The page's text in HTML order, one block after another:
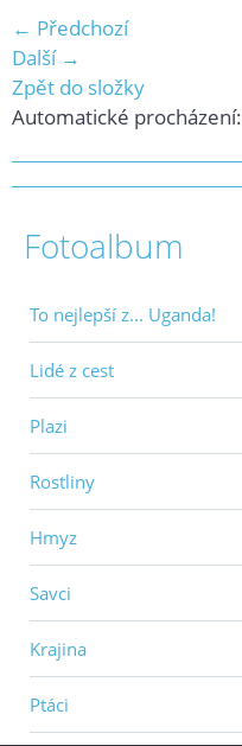
← Předchozí
Další →
Zpět do složky
Automatické procházení:
Fotoalbum
To nejlepší z... Uganda!
Lidé z cest
Plazi
Rostliny
Hmyz
Savci
Krajina
Ptáci